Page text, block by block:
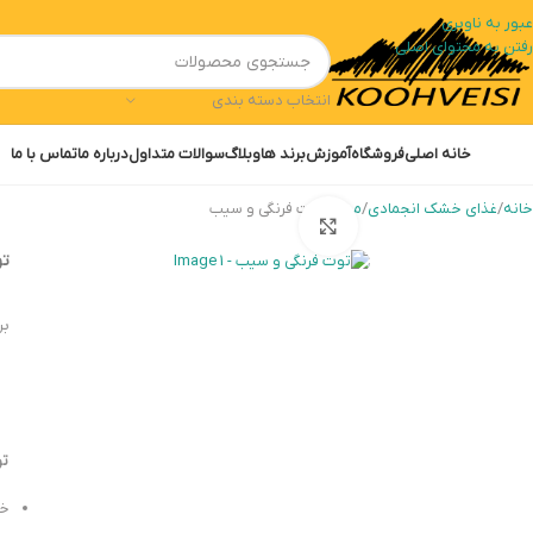
عبور به ناوبری
رفتن به محتوای اصلی
انتخاب دسته بندی
خانه اصلیفروشگاهآموزشبرند هاوبلاگسوالات متداولدرباره ماتماس با ما
خانه غذای خشک انجمادی میوه توت فرنگی و سیب